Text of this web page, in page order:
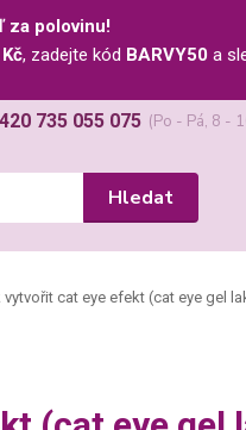
za polovinu!
, zadejte kód BARVY50 a
Hledat
735 055 075 (Po - Pá, 8 -
vytvořit cat eye efekt (cat eye gel